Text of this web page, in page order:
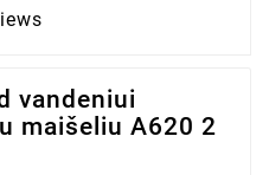
vandeniui
maišeliu A620 2